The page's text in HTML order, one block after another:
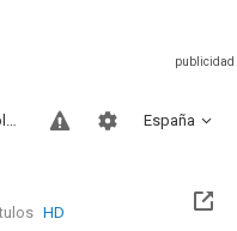
España
Sitios compatibles
HD